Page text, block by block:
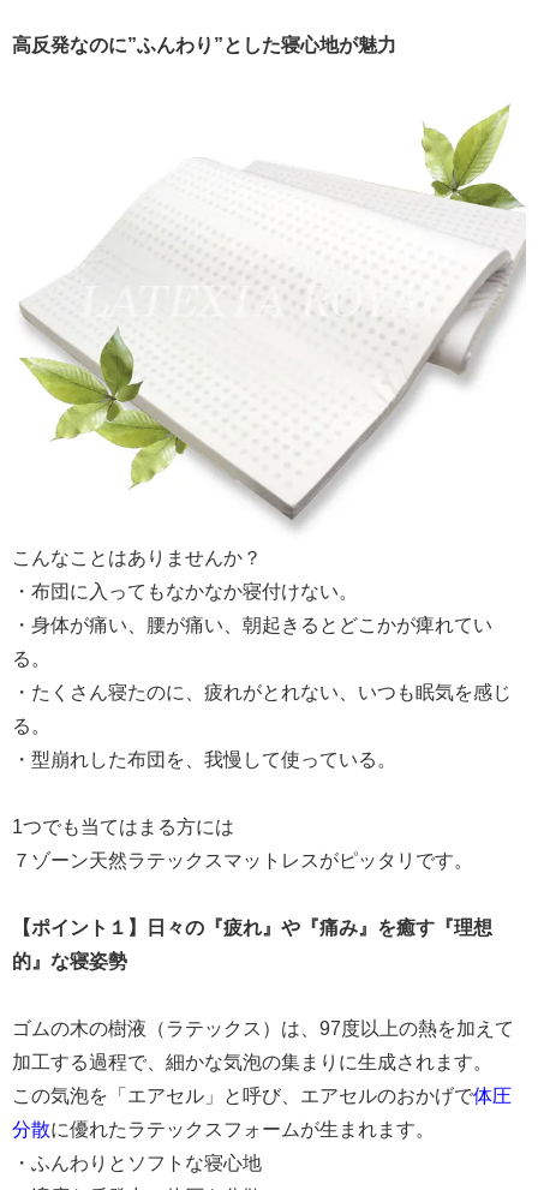
高反発なのに”ふんわり”とした寝心地が魅力
こんなことはありませんか？
・布団に入ってもなかなか寝付けない。
・身体が痛い、腰が痛い、朝起きるとどこかが痺れてい
る。
・たくさん寝たのに、疲れがとれない、いつも眠気を感じ
る。
・型崩れした布団を、我慢して使っている。
1つでも当てはまる方には
７ゾーン天然ラテックスマットレスがピッタリです。
【ポイント１】日々の『疲れ』や『痛み』を癒す『理想
的』な寝姿勢
ゴムの木の樹液（ラテックス）は、97度以上の熱を加えて
加工する過程で、細かな気泡の集まりに生成されます。
この気泡を「エアセル」と呼び、エアセルのおかげで体圧
分散に優れたラテックスフォームが生まれます。
・ふんわりとソフトな寝心地